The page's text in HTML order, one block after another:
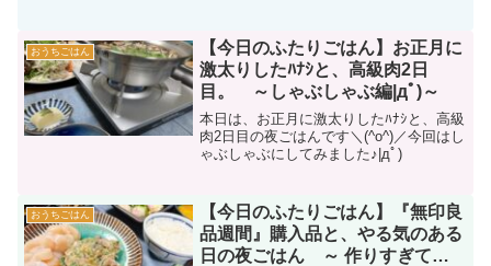
焼きポンデリングの話も。
おうちごはん
【今日のふたりごはん】お正月に
激太りしたﾊﾅｼと、高級肉2日
目。 ～しゃぶしゃぶ編|дﾟ)～
本日は、お正月に激太りしたﾊﾅｼと、高級
肉2日目の夜ごはんです＼(^o^)／今回はし
ゃぶしゃぶにしてみました♪|дﾟ)
おうちごはん
【今日のふたりごはん】『無印良
品週間』購入品と、やる気のある
日の夜ごはん ～ 作りすぎて、